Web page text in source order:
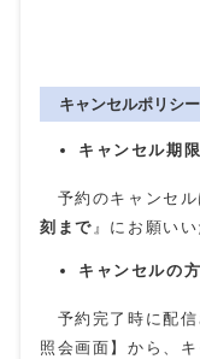
キャンセルポリシー
キャンセル期
予約のキャンセル
刻まで』にお願いい
キャンセルの
予約完了時に配信
照会画面】から、